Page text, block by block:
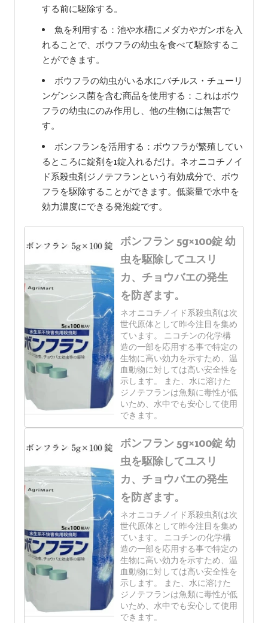
する前に駆除する。
魚を利用する：池や水槽にメダカやガンポを入
れることで、ボウフラの幼虫を食べて駆除するこ
とができます。
ボウフラの幼虫がいる水にバチルス・チューリ
ンゲンシス菌を含む商品を使用する：これはボウ
フラの幼虫にのみ作用し、他の生物には無害で
す。
ボンフランを活用する：ボウフラが繁殖してい
るところに錠剤を1錠入れるだけ。ネオニコチノイ
ド系殺虫剤ジノテフランという有効成分で、ボウ
フラを駆除することができます。低薬量で水中を
効力濃度にできる発泡錠です。
ボンフラン 5g×100錠 幼
虫を駆除してユスリ
カ、チョウバエの発生
を防ぎます。
ネオニコチノイド系殺虫剤は次
世代原体として昨今注目を集め
ています。 ニコチンの化学構
造の一部を応用する事で特定の
生物に高い効力を示すため、温
血動物に対しては高い安全性を
示します。 また、水に溶けた
ジノテフランは魚類に毒性が低
いため、水中でも安心して使用
できます。
ボンフラン 5g×100錠 幼
虫を駆除してユスリ
カ、チョウバエの発生
を防ぎます。
ネオニコチノイド系殺虫剤は次
世代原体として昨今注目を集め
ています。 ニコチンの化学構
造の一部を応用する事で特定の
生物に高い効力を示すため、温
血動物に対しては高い安全性を
示します。 また、水に溶けた
ジノテフランは魚類に毒性が低
いため、水中でも安心して使用
できます。